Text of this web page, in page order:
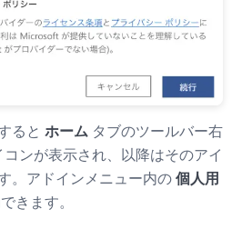
ると ホーム タブのツールバー右
ンが表示され、以降はそのアイ
。アドインメニュー内の 個人用
きます。